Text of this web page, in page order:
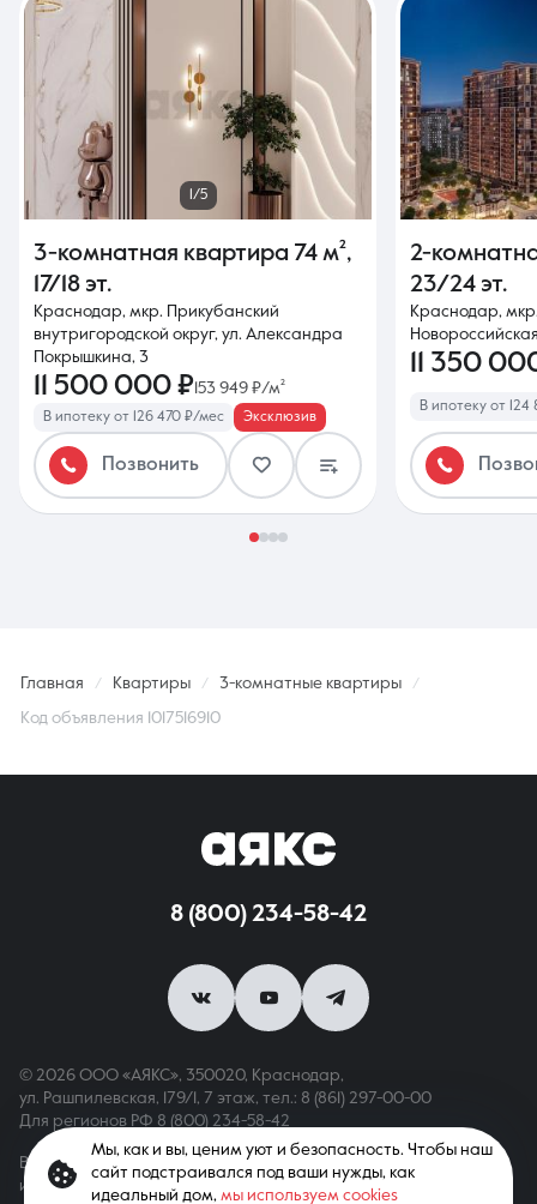
1/5
3-комнатная квартира 74 м²,
17/18 эт.
Краснодар, мкр. Прикубанский
внутригородской округ, ул. Александра
Покрышкина, 3
11 500 000 ₽ 153 949 ₽/м²
В ипотеку от 126 470 ₽/мес Эксклюзив
Позвонить
2-
23/24 эт.
Краснодар,
11 350
В ипотеку от
Главная Квартиры 3-комнатные квартиры
Код объявления 1017516910
8 (800) 234-58-42
© 2026 ООО «АЯКС», 350020, Краснодар,
ул. Рашпилевская, 179/1, 7 этаж, тел.: 8 (861) 297-00-00
Для регионов РФ 8 (800) 234-58-42
Вся информация, опубликованная на сайте, носит только
информационный характер и не является публичной офертой,
Мы, как и вы, ценим уют и безопасность. Чтобы наш
сайт подстраивался под ваши нужды, как
идеальный дом, мы используем cookies